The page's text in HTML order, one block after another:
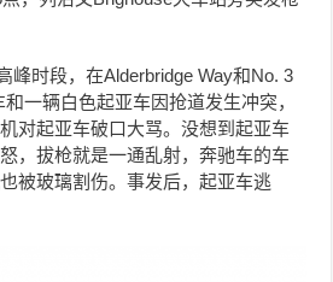
峰时段，在Alderbridge Way和No. 3
一辆白色起亚车因抢道发生冲突，
对起亚车破口大骂。没想到起亚车
，拔枪就是一通乱射，奔驰车的车
被玻璃割伤。事发后，起亚车逃